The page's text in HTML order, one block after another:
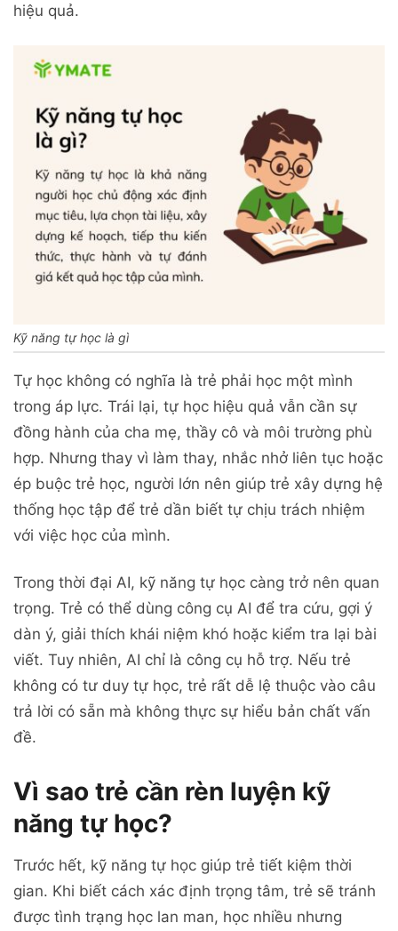
hiệu quả.
Kỹ năng tự học là gì
Tự học không có nghĩa là trẻ phải học một mình
trong áp lực. Trái lại, tự học hiệu quả vẫn cần sự
đồng hành của cha mẹ, thầy cô và môi trường phù
hợp. Nhưng thay vì làm thay, nhắc nhở liên tục hoặc
ép buộc trẻ học, người lớn nên giúp trẻ xây dựng hệ
thống học tập để trẻ dần biết tự chịu trách nhiệm
với việc học của mình.
Trong thời đại AI, kỹ năng tự học càng trở nên quan
trọng. Trẻ có thể dùng công cụ AI để tra cứu, gợi ý
dàn ý, giải thích khái niệm khó hoặc kiểm tra lại bài
viết. Tuy nhiên, AI chỉ là công cụ hỗ trợ. Nếu trẻ
không có tư duy tự học, trẻ rất dễ lệ thuộc vào câu
trả lời có sẵn mà không thực sự hiểu bản chất vấn
đề.
Vì sao trẻ cần rèn luyện kỹ
năng tự học?
Trước hết, kỹ năng tự học giúp trẻ tiết kiệm thời
gian. Khi biết cách xác định trọng tâm, trẻ sẽ tránh
được tình trạng học lan man, học nhiều nhưng